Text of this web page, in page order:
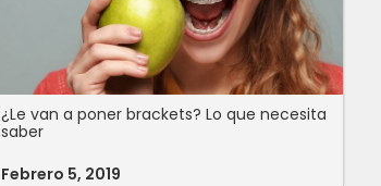
¿Le van a poner brackets? Lo que necesita
saber
Febrero 5, 2019